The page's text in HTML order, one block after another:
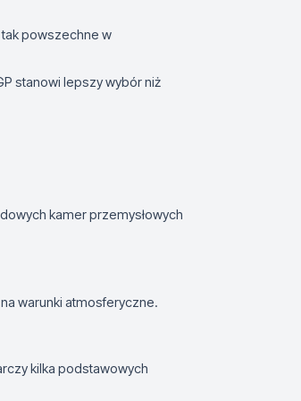
tak powszechne w
stanowi lepszy wybór niż
kamer przemysłowych
warunki atmosferyczne.
kilka podstawowych